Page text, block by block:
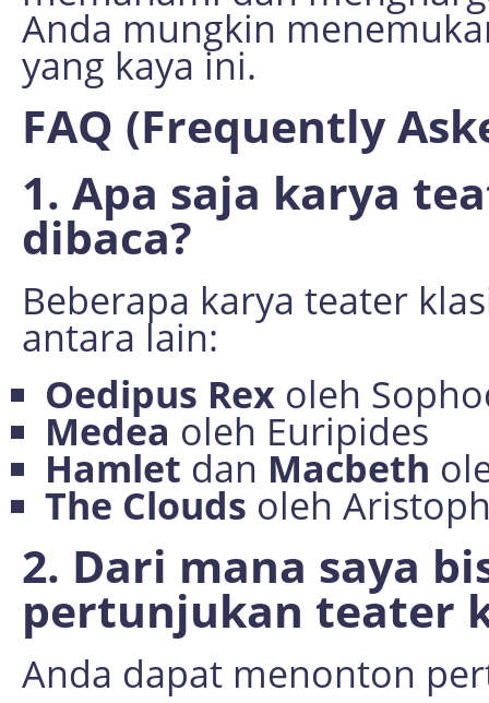
Anda mungkin
yang kaya ini.
FAQ (Frequently
1. Apa saja karya
dibaca?
Beberapa karya teater
antara lain:
Oedipus Rex oleh
Medea oleh Euripides
Hamlet dan Macbeth
The Clouds oleh
2. Dari mana saya
pertunjukan teater
Anda dapat menonton